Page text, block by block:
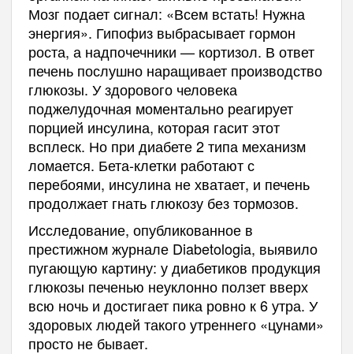
Мозг подает сигнал: «Всем встать! Нужна
энергия». Гипофиз выбрасывает гормон
роста, а надпочечники — кортизол. В ответ
печень послушно наращивает производство
глюкозы. У здорового человека
поджелудочная моментально реагирует
порцией инсулина, которая гасит этот
всплеск. Но при диабете 2 типа механизм
ломается. Бета-клетки работают с
перебоями, инсулина не хватает, и печень
продолжает гнать глюкозу без тормозов.
Исследование, опубликованное в
престижном журнале Diabetologia, выявило
пугающую картину: у диабетиков продукция
глюкозы печенью неуклонно ползет вверх
всю ночь и достигает пика ровно к 6 утра. У
здоровых людей такого утреннего «цунами»
просто не бывает.